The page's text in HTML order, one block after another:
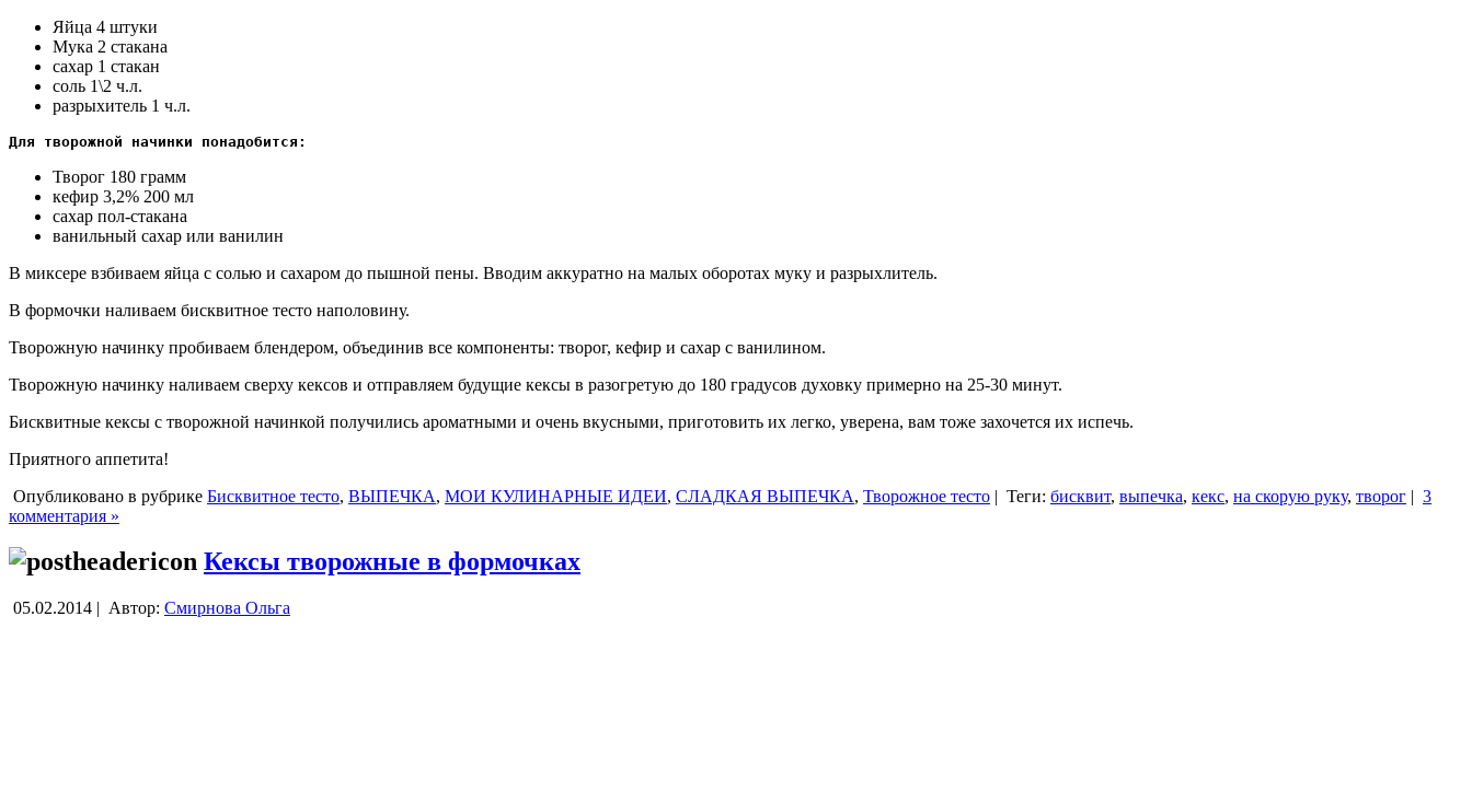
Яйца 4 штуки
Мука 2 стакана
сахар 1 стакан
соль 1\2 ч.л.
разрыхитель 1 ч.л.
Для творожной начинки понадобится:
Творог 180 грамм
кефир 3,2% 200 мл
сахар пол-стакана
ванильный сахар или ванилин
В миксере взбиваем яйца с солью и сахаром до пышной пены. Вводим аккуратно на малых оборотах муку и разрыхлитель.
В формочки наливаем бисквитное тесто наполовину.
Творожную начинку пробиваем блендером, объединив все компоненты: творог, кефир и сахар с ванилином.
Творожную начинку наливаем сверху кексов и отправляем будущие кексы в разогретую до 180 градусов духовку примерно на 25-30 минут.
Бисквитные кексы с творожной начинкой получились ароматными и очень вкусными, приготовить их легко, уверена, вам тоже захочется их испечь.
Приятного аппетита!
Опубликовано в рубрике Бисквитное тесто, ВЫПЕЧКА, МОИ КУЛИНАРНЫЕ ИДЕИ, СЛАДКАЯ ВЫПЕЧКА, Творожное тесто | Теги: бисквит, выпечка, кекс, на скорую руку, творог | 3
комментария »
Кексы творожные в формочках
05.02.2014 | Автор: Смирнова Ольга